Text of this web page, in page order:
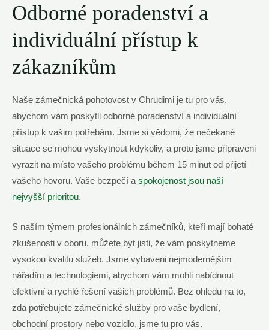
Odborné poradenství a
individuální přístup k
zákazníkům
Naše zámečnická pohotovost v Chrudimi je tu pro vás,
abychom vám poskytli odborné poradenství a individuální
přístup k vašim potřebám. Jsme si vědomi, že nečekané
situace se mohou vyskytnout kdykoliv, a proto jsme připraveni
vyrazit na místo vašeho problému během 15 minut od přijetí
vašeho hovoru. Vaše bezpečí a spokojenost jsou naší
nejvyšší prioritou.
S naším týmem profesionálních zámečníků, kteří mají bohaté
zkušenosti v oboru, můžete být jisti, že vám poskytneme
vysokou kvalitu služeb. Jsme vybaveni nejmodernějším
nářadím a technologiemi, abychom vám mohli nabídnout
efektivní a rychlé řešení vašich problémů. Bez ohledu na to,
zda potřebujete zámečnické služby pro vaše bydlení,
obchodní prostory nebo vozidlo, jsme tu pro vás.